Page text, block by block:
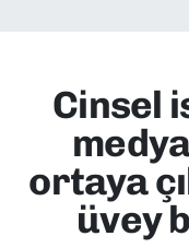
Cinsel
ortaya
üvey
EKONOMİ
KÜLTÜR
MAGAZİN
Süper Lig
Tüm
Son Dakika
Haber Arşivi